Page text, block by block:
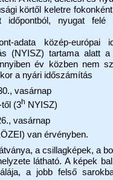
körtől keletre
nyugat felé
adata közép-európai
(NYISZ) tartama alatt a
év közben nem
a nyári időszámítás
vasárnap
től (3h NYISZ)
vasárnap
van érvényben.
a csillagképek, a
látható. A képek
a jobb felső